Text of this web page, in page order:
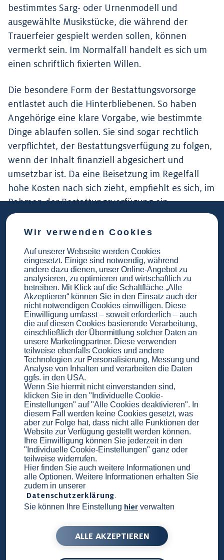
bestimmtes Sarg- oder Urnenmodell und
ausgewählte Musikstücke, die während der
Trauerfeier gespielt werden sollen, können
vermerkt sein. Im Normalfall handelt es sich um
einen schriftlich fixierten Willen.
Die besondere Form der Bestattungsvorsorge
entlastet auch die Hinterbliebenen. So haben
Angehörige eine klare Vorgabe, wie bestimmte
Dinge ablaufen sollen. Sie sind sogar rechtlich
verpflichtet, der Bestattungsverfügung zu folgen,
wenn der Inhalt finanziell abgesichert und
umsetzbar ist. Da eine Beisetzung im Regelfall
hohe Kosten nach sich zieht, empfiehlt es sich, im
Rahmen der Bestattungsverfügung ein
Treuhandkonto einzurichten oder eine
Sterbegeldversicherungfür sämtliche
Planung der eigenen
Bestattung: Welche Regeln gibt
es?
Es bestehen keine rechtlichen Vorgaben zur
Gestaltung einer Bestattungsverfügung. Um
Zweifel an der Echtheit auszuschließen, ist eine
Bestattungsverfügung aber idealerweise
handschriftlich verfasst. Zwar müssen Betroffene
das Dokument nicht notariell beglaubigen lassen,
doch die Bestätigung eines Notars oder einer
medizinischen Fachkraft kann die Glaubhaftigkeit
stärken – das bietet sich insbesondere bei
digitalen Verfügungen an. In jedem Fall müssen
Verfügende das Dokument abschließend
unterschreiben. Bestattungswünsche sollten nicht
ins Testament geschrieben werden, da dieses oft
erst Wochen nach der Beisetzung geöffnet wird.
Der Inhalt ist nicht in Stein gemeißelt, sondern
Wir verwenden Cookies
Auf unserer Webseite werden Cookies
eingesetzt. Einige sind notwendig, während
andere dazu dienen, unser Online-Angebot zu
analysieren, zu optimieren und wirtschaftlich zu
betreiben. Mit Klick auf die Schaltfläche „Alle
Akzeptieren“ können Sie in den Einsatz auch der
nicht notwendigen Cookies einwilligen. Diese
Einwilligung umfasst – soweit erforderlich – auch
die auf diesen Cookies basierende Verarbeitung,
einschließlich der Übermittlung solcher Daten an
unsere Marketingpartner. Diese verwenden
teilweise ebenfalls Cookies und andere
Technologien zur Personalisierung, Messung und
Analyse von Inhalten und verarbeiten die Daten
ggfs. in den USA.
Wenn Sie hiermit nicht einverstanden sind,
klicken Sie in den "Individuelle Cookie-
Einstellungen" auf "Alle Cookies deaktivieren". In
diesem Fall werden keine Cookies gesetzt, was
aber zur Folge hat, dass nicht alle Funktionen der
Website zur Verfügung gestellt werden können.
Ihre Einwilligung können Sie jederzeit in den
"Individuelle Cookie-Einstellungen" ganz oder
teilweise widerrufen.
Hier finden Sie auch weitere Informationen und
alle Optionen. Weitere Informationen erhalten Sie
zudem in unserer
Datenschutzerklärung.
Sie können Ihre Einstellung hier verwalten
ALLE AKZEPTIEREN